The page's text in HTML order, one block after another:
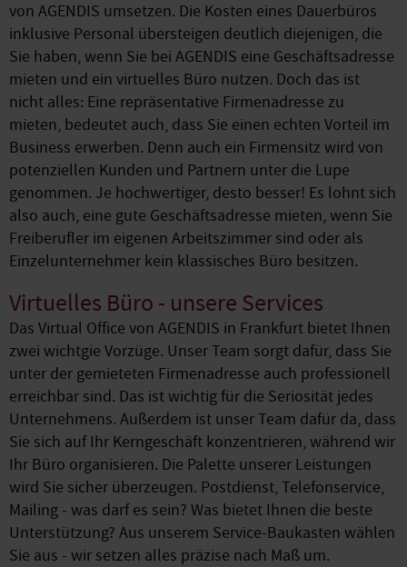
von AGENDIS umsetzen. Die Kosten eines Dauerbüros
inklusive Personal übersteigen deutlich diejenigen, die
Sie haben, wenn Sie bei AGENDIS eine Geschäftsadresse
mieten und ein virtuelles Büro nutzen. Doch das ist
nicht alles: Eine repräsentative Firmenadresse zu
mieten, bedeutet auch, dass Sie einen echten Vorteil im
Business erwerben. Denn auch ein Firmensitz wird von
potenziellen Kunden und Partnern unter die Lupe
genommen. Je hochwertiger, desto besser! Es lohnt sich
also auch, eine gute Geschäftsadresse mieten, wenn Sie
Freiberufler im eigenen Arbeitszimmer sind oder als
Einzelunternehmer kein klassisches Büro besitzen.
Virtuelles Büro - unsere Services
Das Virtual Office von AGENDIS in Frankfurt bietet Ihnen
zwei wichtgie Vorzüge. Unser Team sorgt dafür, dass Sie
unter der gemieteten Firmenadresse auch professionell
erreichbar sind. Das ist wichtig für die Seriosität jedes
Unternehmens. Außerdem ist unser Team dafür da, dass
Sie sich auf Ihr Kerngeschäft konzentrieren, während wir
Ihr Büro organisieren. Die Palette unserer Leistungen
wird Sie sicher überzeugen. Postdienst, Telefonservice,
Mailing - was darf es sein? Was bietet Ihnen die beste
Unterstützung? Aus unserem Service-Baukasten wählen
Sie aus - wir setzen alles präzise nach Maß um.